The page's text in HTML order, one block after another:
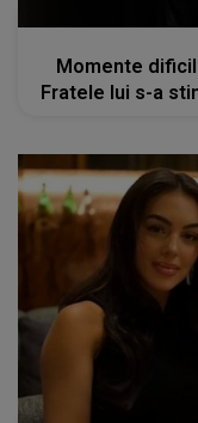
Momente
Fratele lui s-a